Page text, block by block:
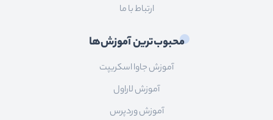
ارتباط با ما
محبوب‌ترین آموزش‌ها
آموزش جاوا اسکریپت
آموزش لاراول
آموزش وردپرس